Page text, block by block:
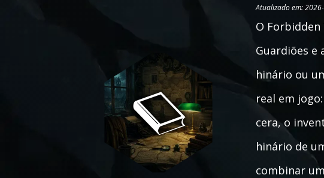
Atualizado em:
O
Guardiões e
hinário ou
real em
cera, o
hinário de
combinar